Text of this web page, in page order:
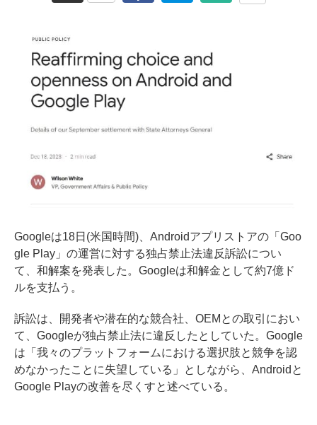
Googleは18日(米国時間)、Androidアプリストアの「Goo
gle Play」の運営に対する独占禁止法違反訴訟につい
て、和解案を発表した。Googleは和解金として約7億ド
ルを支払う。
訴訟は、開発者や潜在的な競合社、OEMとの取引におい
て、Googleが独占禁止法に違反したとしていた。Google
は「我々のプラットフォームにおける選択肢と競争を認
めなかったことに失望している」としながら、Androidと
Google Playの改善を尽くすと述べている。